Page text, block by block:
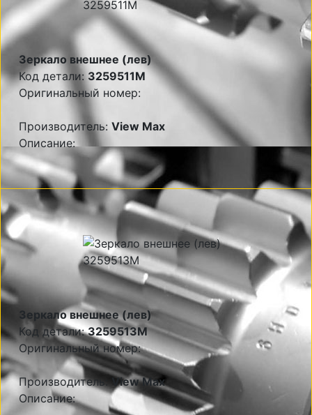
Зеркало внешнее (лев)
Код детали: 3259511M
Оригинальный номер:
Производитель: View Max
Описание:
Зеркало внешнее (лев)
Код детали:3259513M
Оригинальный номер:
Производитель:View Max
Описание: